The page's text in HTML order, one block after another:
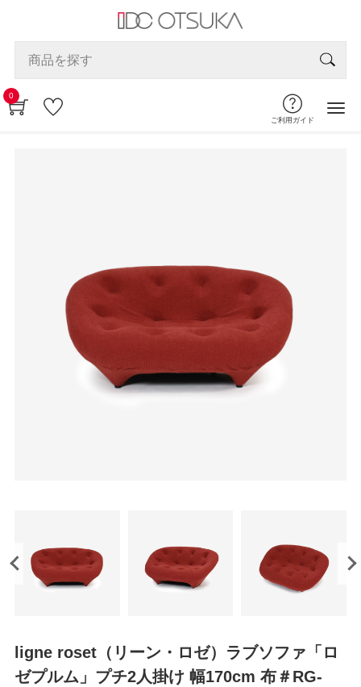
0
ご利用ガイド
ligne roset（リーン・ロゼ）ラブソファ「ロ
ゼプルム」プチ2人掛け 幅170cm 布＃RG-